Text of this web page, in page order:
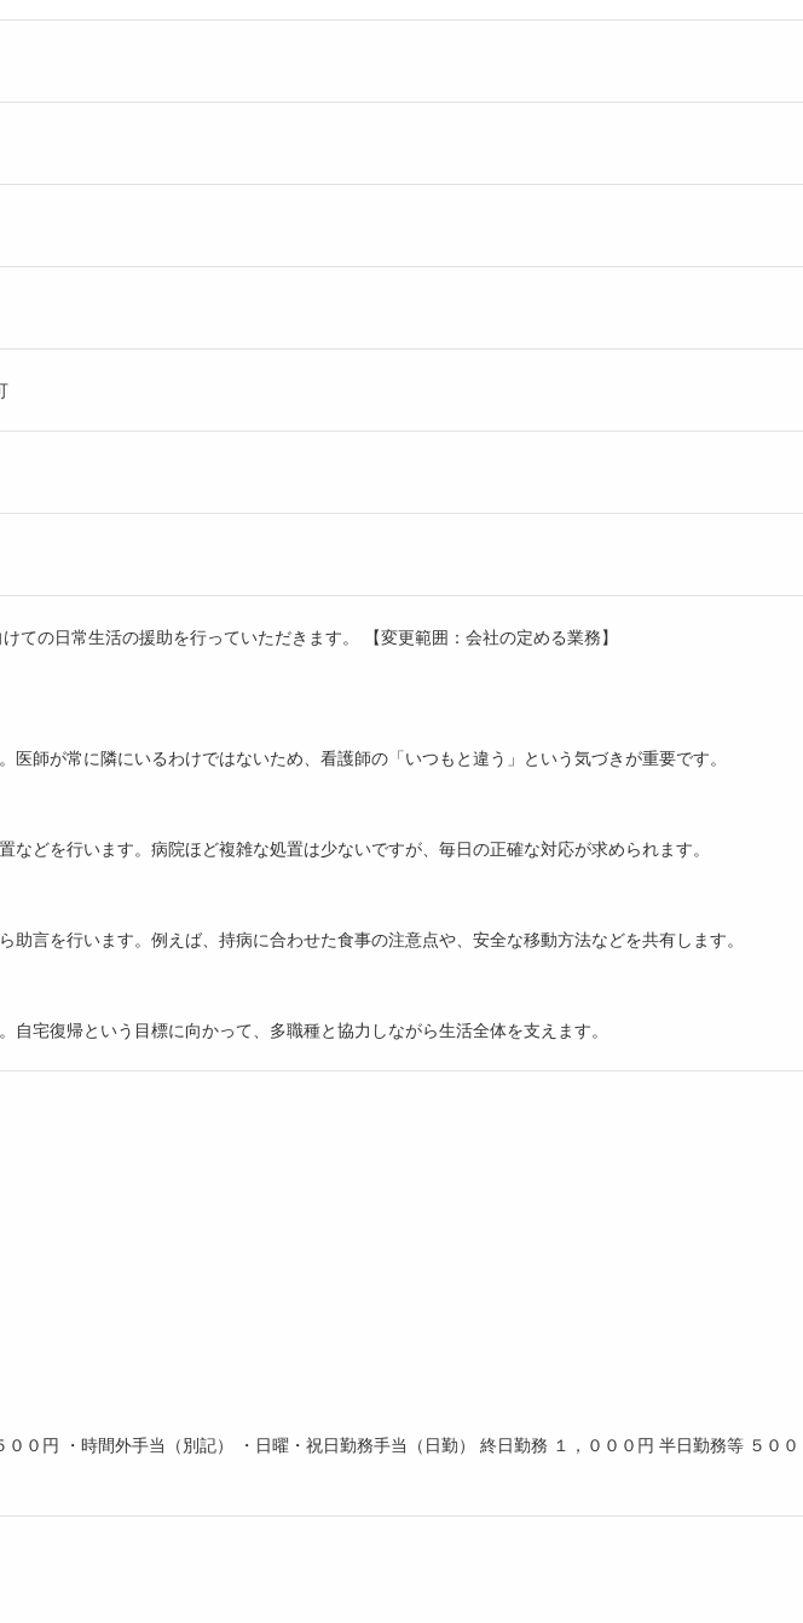
の日常生活の援助を行っていただきます。 【変更範囲：会社の定める業務】
師が常に隣にいるわけではないため、看護師の「いつもと違う」という気づきが重要です。
どを行います。病院ほど複雑な処置は少ないですが、毎日の正確な対応が求められます。
言を行います。例えば、持病に合わせた食事の注意点や、安全な移動方法などを共有します。
宅復帰という目標に向かって、多職種と協力しながら生活全体を支えます。
０円 ・時間外手当（別記） ・日曜・祝日勤務手当（日勤） 終日勤務 １，０００円 半日勤務等 ５００